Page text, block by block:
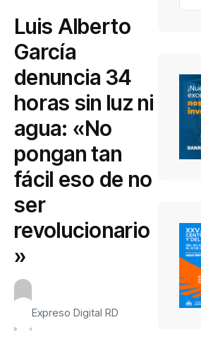
Luis Alberto
García
denuncia 34
horas sin luz ni
agua: «No
pongan tan
fácil eso de no
ser
revolucionario
»
Expreso Digital RD